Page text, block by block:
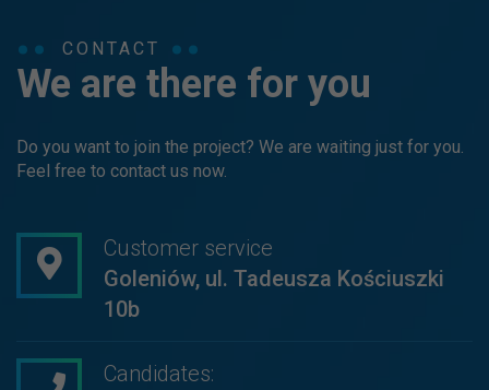
CONTACT
We are there for you
Do you want to join the project? We are waiting just for you.
Feel free to contact us now.
Customer service
Goleniów, ul. Tadeusza Kościuszki
10b
Candidates: